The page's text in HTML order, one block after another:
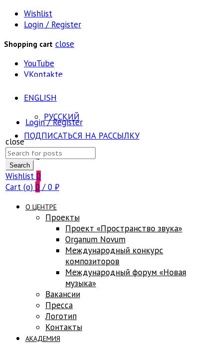
Wishlist
Login / Register
Shopping cart close
YouTube
VKontakte
ENGLISH
РУССКИЙ
ПОДПИСАТЬСЯ НА РАССЫЛКУ
FAQ
Login / Register
close
Search
for:
Search
Wishlist 0
Cart (o) 0 / 0 ₽
О ЦЕНТРЕ
Проекты
Проект «Пространство звука»
Оrganum Novum
Международный конкурс
композиторов
Международный форум «Новая
музыка»
Вакансии
Пресса
Логотип
Контакты
АКАДЕМИЯ